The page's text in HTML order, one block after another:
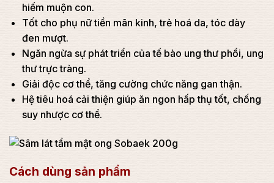
hiếm muộn con.
Tốt cho phụ nữ tiền mãn kinh, trẻ hoá da, tóc dày
đen mượt.
Ngăn ngừa sự phát triển của tế bào ung thư phổi, ung
thư trực tràng.
Giải độc cơ thể, tăng cường chức năng gan thận.
Hệ tiêu hoá cải thiện giúp ăn ngon hấp thụ tốt, chống
suy nhược cơ thể.
Cách dùng sản phẩm